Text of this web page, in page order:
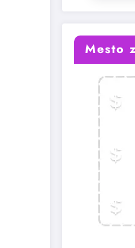
Mesto